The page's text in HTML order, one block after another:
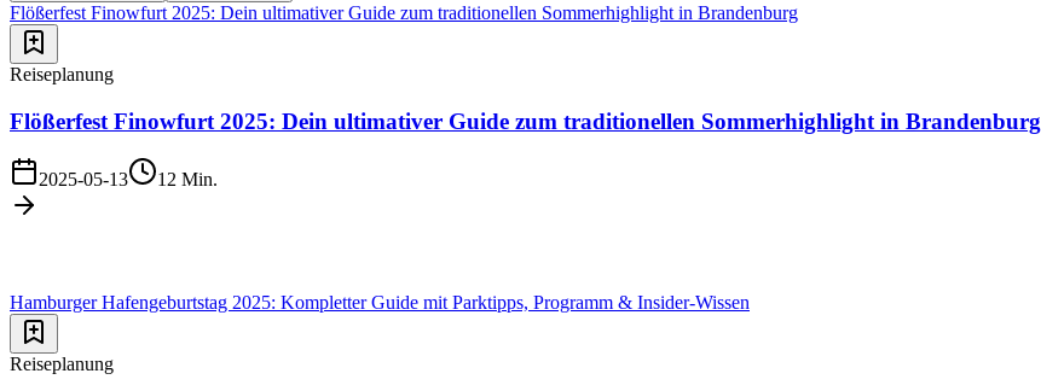
Flößerfest Finowfurt 2025: Dein ultimativer Guide zum traditionellen Sommerhighlight in Brandenburg
Reiseplanung
Flößerfest Finowfurt 2025: Dein ultimativer Guide zum traditionellen Sommerhighlight in Brandenburg
2025-05-13 12 Min.
Hamburger Hafengeburtstag 2025: Kompletter Guide mit Parktipps, Programm & Insider-Wissen
Reiseplanung